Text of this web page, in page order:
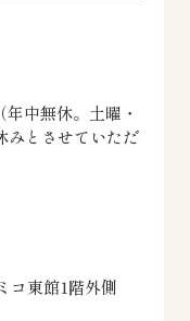
中無休。土曜・
みとさせていただ
コ東館1階外側